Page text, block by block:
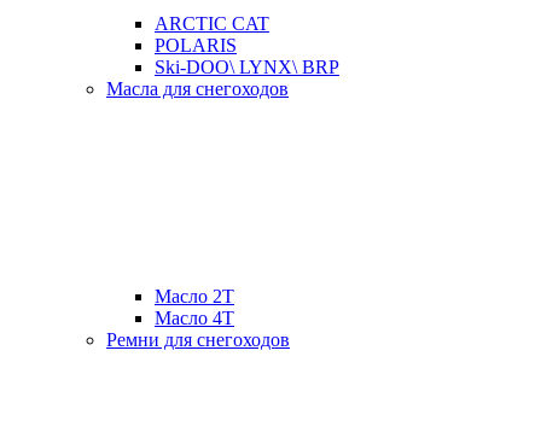
ARCTIC CAT
POLARIS
Ski-DOO\ LYNX\ BRP
Масла для снегоходов
Масло 2Т
Масло 4Т
Ремни для снегоходов